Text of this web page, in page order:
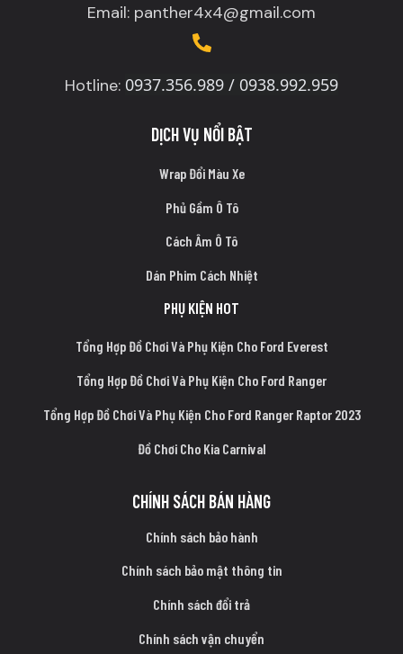
Email: panther4x4@gmail.com
Hotline: 0937.356.989 / 0938.992.959
DỊCH VỤ NỔI BẬT
Wrap Đổi Màu Xe
Phủ Gầm Ô Tô
Cách Âm Ô Tô
Dán Phim Cách Nhiệt
PHỤ KIỆN HOT
Tổng Hợp Đồ Chơi Và Phụ Kiện Cho Ford Everest
Tổng Hợp Đồ Chơi Và Phụ Kiện Cho Ford Ranger
Tổng Hợp Đồ Chơi Và Phụ Kiện Cho Ford Ranger Raptor 2023
Đồ Chơi Cho Kia Carnival
CHÍNH SÁCH BÁN HÀNG
Chính sách bảo hành
Chính sách bảo mật thông tin
Chính sách đổi trả
Chính sách vận chuyển